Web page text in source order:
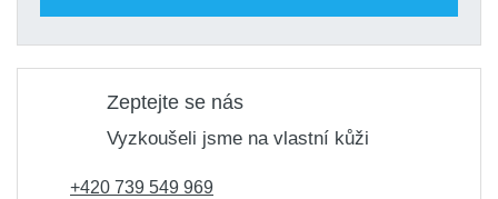
Zeptejte se nás
Vyzkoušeli jsme na vlastní kůži
+420 739 549 969